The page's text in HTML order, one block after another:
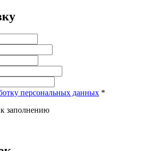
персональных данных *
заполнению